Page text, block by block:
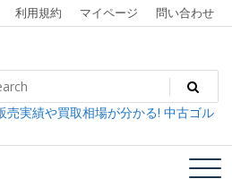
利用規約 マイページ 問い合わせ
Market dev
SHOPゴルフマーケット
売実績や買取相場が分かる! 中古ゴル